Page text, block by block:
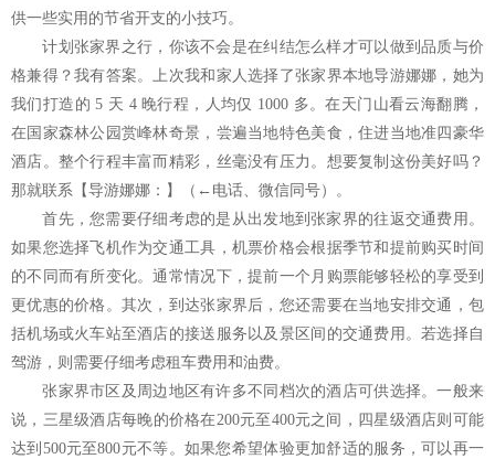
供一些实用的节省开支的小技巧。
计划张家界之行，你该不会是在纠结怎么样才可以做到品质与价
格兼得？我有答案。上次我和家人选择了张家界本地导游娜娜，她为
我们打造的 5 天 4 晚行程，人均仅 1000 多。在天门山看云海翻腾，
在国家森林公园赏峰林奇景，尝遍当地特色美食，住进当地准四豪华
酒店。整个行程丰富而精彩，丝毫没有压力。想要复制这份美好吗？
那就联系【导游娜娜：】（←电话、微信同号）。
首先，您需要仔细考虑的是从出发地到张家界的往返交通费用。
如果您选择飞机作为交通工具，机票价格会根据季节和提前购买时间
的不同而有所变化。通常情况下，提前一个月购票能够轻松的享受到
更优惠的价格。其次，到达张家界后，您还需要在当地安排交通，包
括机场或火车站至酒店的接送服务以及景区间的交通费用。若选择自
驾游，则需要仔细考虑租车费用和油费。
张家界市区及周边地区有许多不同档次的酒店可供选择。一般来
说，三星级酒店每晚的价格在200元至400元之间，四星级酒店则可能
达到500元至800元不等。如果您希望体验更加舒适的服务，可以再一